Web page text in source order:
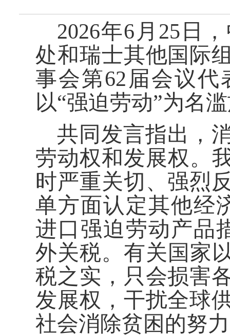
2026年6月25日
处和瑞士其他国际
事会第62届会议代
以“强迫劳动”为名
共同发言指出，
劳动权和发展权。
时严重关切、强烈
单方面认定其他经
进口强迫劳动产品
外关税。有关国家
税之实，只会损害
发展权，干扰全球
社会消除贫困的努